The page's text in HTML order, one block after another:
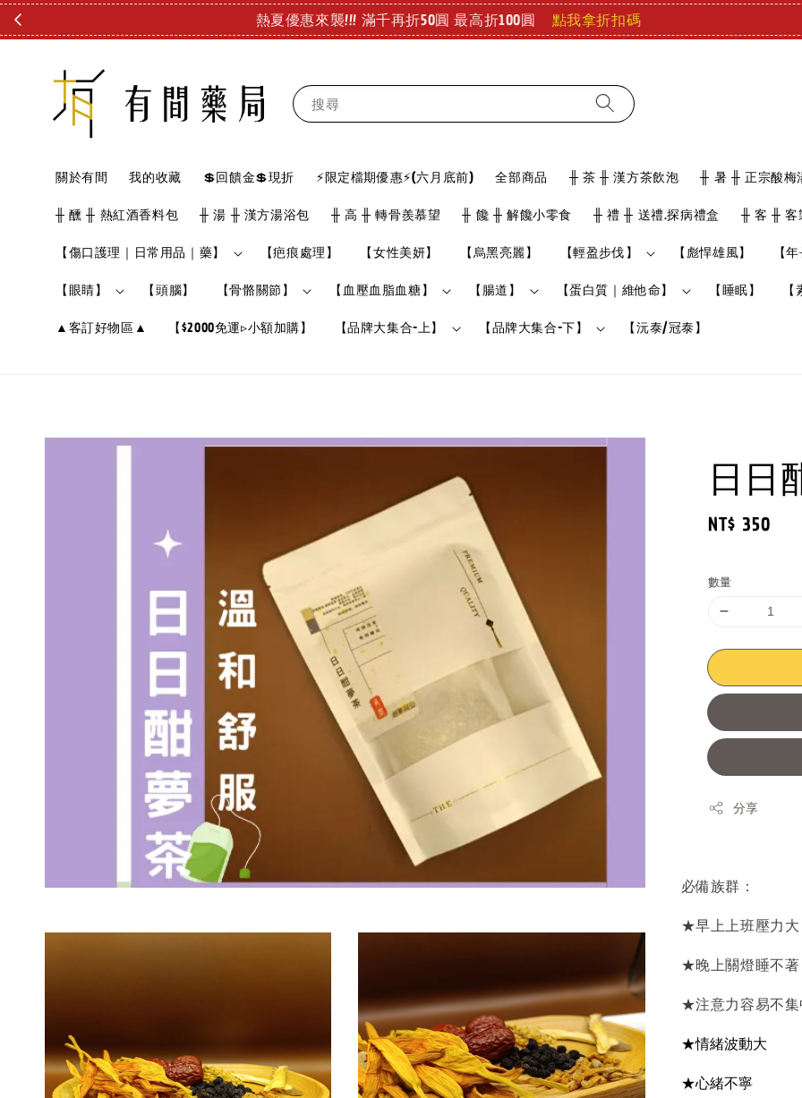
好冷好冷 儀式感要有!! 泡澡也能舒緩疲勞 療癒登場!
搜尋
關於有間 我的收藏 💲回饋金💲現折 ⚡限定檔期優惠⚡(六月底前) 全部商品 ╫ 茶 ╫ 漢方茶飲泡 ╫ 暑 ╫ 正宗酸梅
╫ 醺 ╫ 熱紅酒香料包 ╫ 湯 ╫ 漢方湯浴包 ╫ 高 ╫ 轉骨羨慕望 ╫ 饞 ╫ 解饞小零食 ╫ 禮 ╫ 送禮.探病禮盒 ╫ 客 ╫ 客
【傷口護理｜日常用品｜藥】 【疤痕處理】 【女性美妍】 【烏黑亮麗】 【輕盈步伐】 【彪悍雄風】 【
【眼睛】 【頭腦】 【骨骼關節】 【血壓血脂血糖】 【腸道】 【蛋白質｜維他命】 【睡眠】
▲客訂好物區▲ 【$2000免運▹小額加購】 【品牌大集合-上】 【品牌大集合-下】 【沅泰/冠泰】
日日
Regular
NT$ 350
數量
分享
必備族群：
★早上上班壓力大
★晚上關燈睡不著
★注意力容易不集
★情緒波動大
★心緒不寧